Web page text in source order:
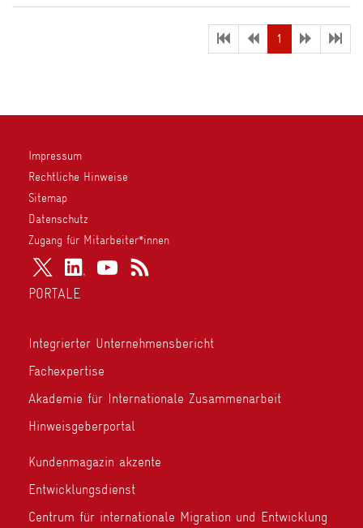
1 (current)
Impressum
Rechtliche Hinweise
Sitemap
Datenschutz
Zugang für Mitarbeiter*innen
PORTALE
Integrierter Unternehmensbericht
Fachexpertise
Akademie für Internationale Zusammenarbeit
Hinweisgeberportal
Kundenmagazin akzente
Entwicklungsdienst
Centrum für internationale Migration und Entwicklung